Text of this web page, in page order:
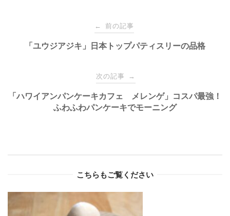
navigation
← 前の記事
「ユウジアジキ」日本トップパティスリーの品格
次の記事 →
「ハワイアンパンケーキカフェ メレンゲ」コスパ最強！
ふわふわパンケーキでモーニング
こちらもご覧ください